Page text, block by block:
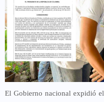
El Gobierno nacional expidió el